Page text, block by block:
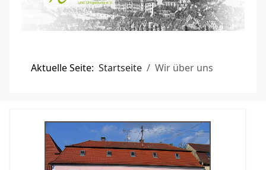
Aktuelle Seite:Startseite Wir über uns